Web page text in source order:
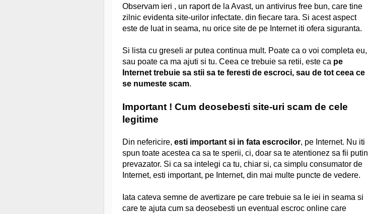
Observam ieri , un raport de la Avast, un antivirus free bun, care tine
zilnic evidenta site-urilor infectate. din fiecare tara. Si acest aspect
este de luat in seama, nu orice site de pe Internet iti ofera siguranta.
Si lista cu greseli ar putea continua mult. Poate ca o voi completa eu,
sau poate ca ma ajuti si tu. Ceea ce trebuie sa retii, este ca pe
Internet trebuie sa stii sa te feresti de escroci, sau de tot ceea ce
se numeste scam.
Important ! Cum deosebesti site-uri scam de cele
legitime
Din nefericire, esti important si in fata escrocilor, pe Internet. Nu iti
spun toate acestea ca sa te sperii, ci, doar sa te atentionez sa fii putin
prevazator. Si ca sa intelegi ca tu, chiar si, ca simplu consumator de
Internet, esti important, pe Internet, din mai multe puncte de vedere.
Iata cateva semne de avertizare pe care trebuie sa le iei in seama si
care te ajuta cum sa deosebesti un eventual escroc online care